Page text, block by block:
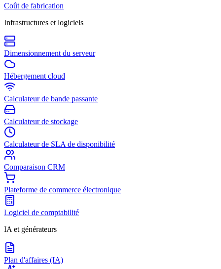
Coût de fabrication
Infrastructures et logiciels
Dimensionnement du serveur
Hébergement cloud
Calculateur de bande passante
Calculateur de stockage
Calculateur de SLA de disponibilité
Comparaison CRM
Plateforme de commerce électronique
Logiciel de comptabilité
IA et générateurs
Plan d'affaires (IA)